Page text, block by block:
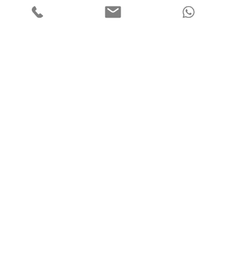
(Конча-Заспа) вул. Київська 43-а.